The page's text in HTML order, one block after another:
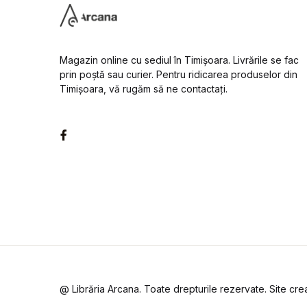
Magazin online cu sediul în Timișoara. Livrările se fac
prin poștă sau curier. Pentru ridicarea produselor din
Timișoara, vă rugăm să ne contactați.
@ Librăria Arcana. Toate drepturile rezervate. Site